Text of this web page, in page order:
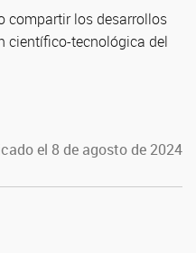
compartir los desarrollos
científico-tecnológica del
el 8 de agosto de 2024